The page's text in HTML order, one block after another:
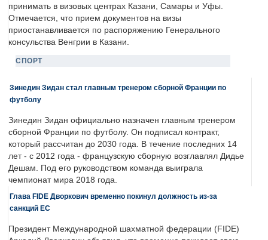
принимать в визовых центрах Казани, Самары и Уфы.
Отмечается, что прием документов на визы
приостанавливается по распоряжению Генерального
консульства Венгрии в Казани.
СПОРТ
Зинедин Зидан стал главным тренером сборной Франции по
футболу
Зинедин Зидан официально назначен главным тренером
сборной Франции по футболу. Он подписал контракт,
который рассчитан до 2030 года. В течение последних 14
лет - с 2012 года - французскую сборную возглавлял Дидье
Дешам. Под его руководством команда выиграла
чемпионат мира 2018 года.
Глава FIDE Дворкович временно покинул должность из-за
санкций ЕС
Президент Международной шахматной федерации (FIDE)